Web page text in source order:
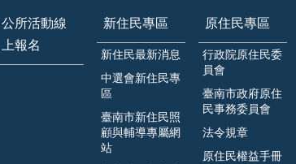
公所活動線
上報名
新住民專區
新住民最新消息
中選會新住民專
區
臺南市新住民照
顧與輔導專屬網
站
原住民專區
行政院原住民委
員會
臺南市政府原住
民事務委員會
法令規章
原住民權益手冊